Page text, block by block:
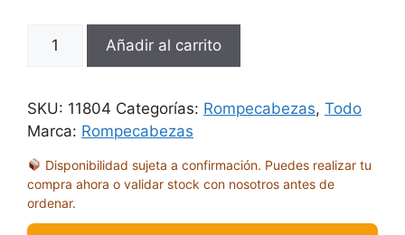
ROMPECABEZAS
BY
THE
1000
PIEZAS
Añadir al carrito
SKU: 11804 Categorías: Rompecabezas, Todo
Marca: Rompecabezas
Disponibilidad sujeta a confirmación. Puedes realizar tu
compra ahora o validar stock con nosotros antes de
ordenar.